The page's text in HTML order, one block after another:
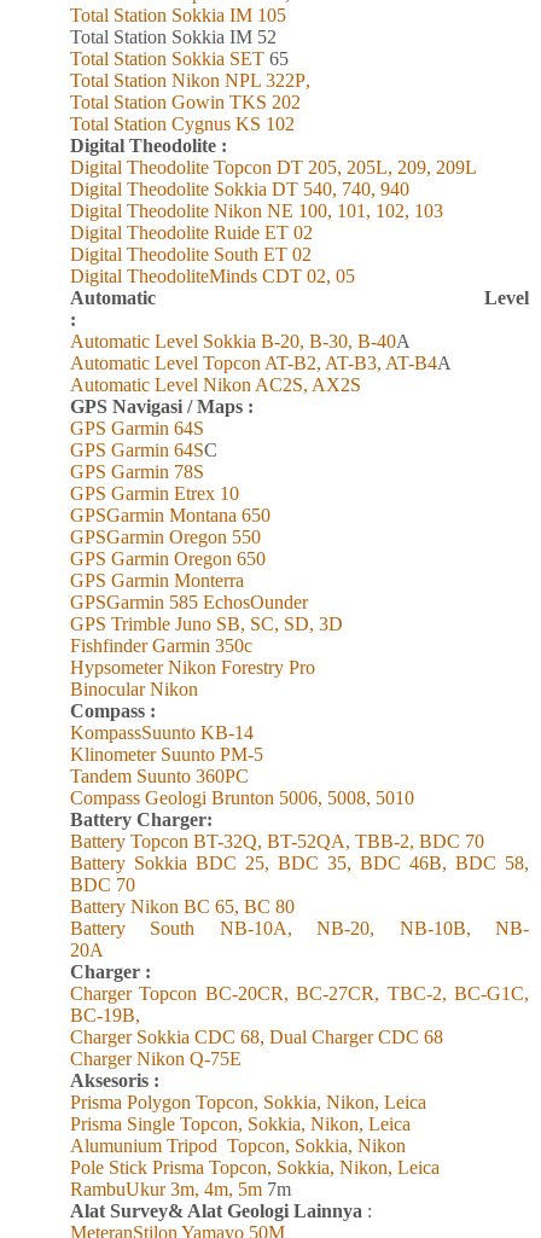
Total Station Sokkia IM 105
Total Station Sokkia IM 52
Total Station Sokkia SET 65
Total Station Nikon NPL 322P,
Total Station Gowin TKS 202
Total Station Cygnus KS 102
Digital Theodolite :
Digital Theodolite Topcon DT 205, 205L, 209, 209L
Digital Theodolite Sokkia DT 540, 740, 940
Digital Theodolite Nikon NE 100, 101, 102, 103
Digital Theodolite Ruide ET 02
Digital Theodolite South ET 02
Digital TheodoliteMinds CDT 02, 05
Automatic Level
:
Automatic Level Sokkia B-20, B-30, B-40A
Automatic Level Topcon AT-B2, AT-B3, AT-B4A
Automatic Level Nikon AC2S, AX2S
GPS Navigasi / Maps :
GPS Garmin 64S
GPS Garmin 64SC
GPS Garmin 78S
GPS Garmin Etrex 10
GPSGarmin Montana 650
GPSGarmin Oregon 550
GPS Garmin Oregon 650
GPS Garmin Monterra
GPSGarmin 585 EchosOunder
GPS Trimble Juno SB, SC, SD, 3D
Fishfinder Garmin 350c
Hypsometer Nikon Forestry Pro
Binocular Nikon
Compass :
KompassSuunto KB-14
Klinometer Suunto PM-5
Tandem Suunto 360PC
Compass Geologi Brunton 5006, 5008, 5010
Battery Charger:
Battery Topcon BT-32Q, BT-52QA, TBB-2, BDC 70
Battery Sokkia BDC 25, BDC 35, BDC 46B, BDC 58,
BDC 70
Battery Nikon BC 65, BC 80
Battery South NB-10A, NB-20, NB-10B, NB-
20A
Charger :
Charger Topcon BC-20CR, BC-27CR, TBC-2, BC-G1C,
BC-19B,
Charger Sokkia CDC 68, Dual Charger CDC 68
Charger Nikon Q-75E
Aksesoris :
Prisma Polygon Topcon, Sokkia, Nikon, Leica
Prisma Single Topcon, Sokkia, Nikon, Leica
Alumunium Tripod Topcon, Sokkia, Nikon
Pole Stick Prisma Topcon, Sokkia, Nikon, Leica
RambuUkur 3m, 4m, 5m 7m
Alat Survey& Alat Geologi Lainnya :
MeteranStilon Yamayo 50M